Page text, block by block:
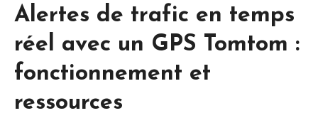
Alertes de trafic en temps
réel avec un GPS Tomtom :
fonctionnement et
ressources